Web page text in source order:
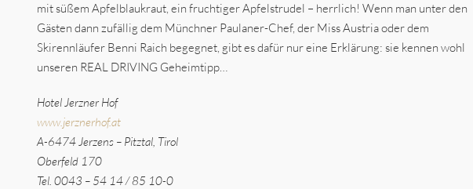
mit süßem Apfelblaukraut, ein fruchtiger Apfelstrudel – herrlich! Wenn man unter den
Gästen dann zufällig dem Münchner Paulaner-Chef, der Miss Austria oder dem
Skirennläufer Benni Raich begegnet, gibt es dafür nur eine Erklärung: sie kennen wohl
unseren REAL DRIVING Geheimtipp…
Hotel Jerzner Hof
www.jerznerhof.at
A-6474 Jerzens – Pitztal, Tirol
Oberfeld 170
Tel. 0043 – 54 14 / 85 10-0